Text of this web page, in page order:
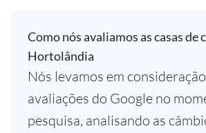
Como nós avaliamos as casas de
Hortolândia
Nós levamos em
avaliações do Google no
pesquisa, analisando as